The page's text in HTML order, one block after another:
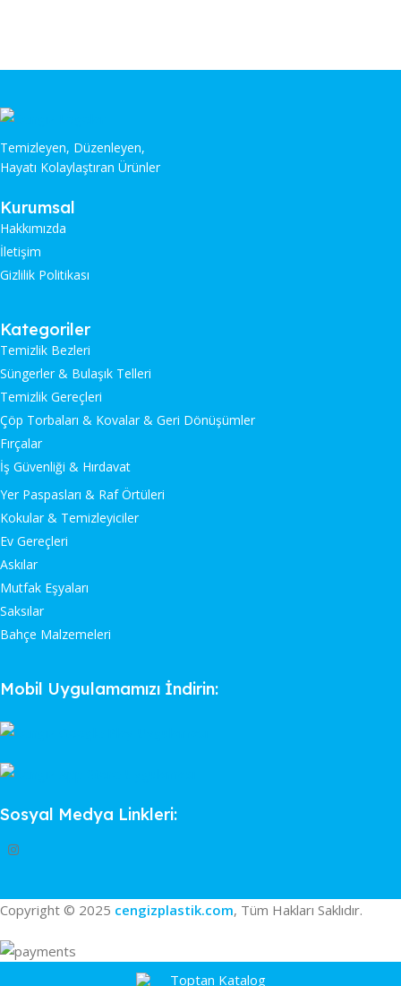
Temizleyen, Düzenleyen,
Hayatı Kolaylaştıran Ürünler
Kurumsal
Hakkımızda
İletişim
Gizlilik Politikası
Kategoriler
Temizlik Bezleri
Süngerler & Bulaşık Telleri
Temizlik Gereçleri
Çöp Torbaları & Kovalar & Geri Dönüşümler
Fırçalar
İş Güvenliği & Hırdavat
Yer Paspasları & Raf Örtüleri
Kokular & Temizleyiciler
Ev Gereçleri
Askılar
Mutfak Eşyaları
Saksılar
Bahçe Malzemeleri
Mobil Uygulamamızı İndirin:
Sosyal Medya Linkleri:
Copyright © 2025 cengizplastik.com, Tüm Hakları Saklıdır.
Toptan Katalog